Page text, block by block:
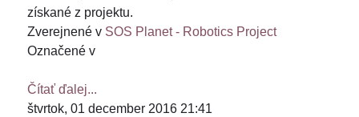
získané z projektu.
Zverejnené v SOS Planet - Robotics Project
Označené v
Čítať ďalej...
štvrtok, 01 december 2016 21:41